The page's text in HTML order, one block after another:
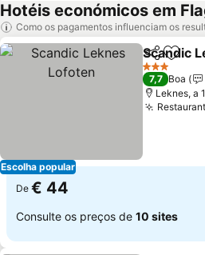
Hotéis económicos em
Como os pagamentos influenciam os
Escolha popular
Partilhar
Scandic
3 Estrelas
7,7 Boa
Leknes, a
De € 44
Consulte os preços de 10 sites